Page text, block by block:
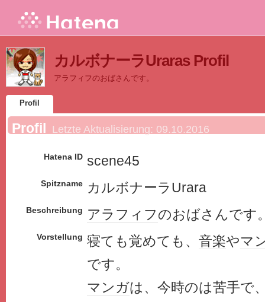
カルボナーラUraras Profil
アラフィフのおばさんです。
Profil
Profil Letzte Aktualisierung: 09.10.2016
Hatena ID scene45
Spitzname カルボナーラUrara
Beschreibung アラフィフのおばさんです
Vorstellung 寝ても覚めても、 音楽やマ
です。
マンガは、今時のは苦手で